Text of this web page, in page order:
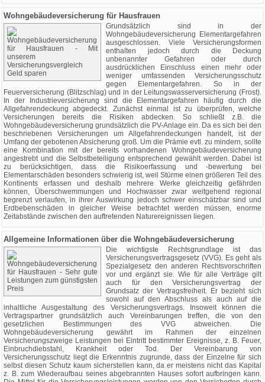
Wohngebäudeversicherung für Hausfrauen
Grundsätzlich sind in der
Wohngebäudeversicherung Elementargefahren
ausgeschlossen. Viele Versicherungsformen
enthalten jedoch durch die Deckung
unbenannter Gefahren oder durch
ausdrücklichen Einschluss einen mehr oder
weniger umfassenden Versicherungsschutz
gegen Elementargefahren. So in der
Feuerversicherung (Blitzschlag) und in der Leitungswasserversicherung (Frost).
In der Industrieversicherung sind die Elementargefahren häufig durch die
Allgefahrendeckung abgedeckt. Zunächst einmal ist zu überprüfen, welche
Versicherungen bereits die Risiken abdecken. So schließt z.B. die
Wohngebäudeversicherung grundsätzlich die PV-Anlage ein. Da es sich bei den
beschriebenen Versicherungen um Allgefahrendeckungen handelt, ist der
Umfang der gebotenen Absicherung groß. Um die Prämie evtl. zu mindern, sollte
eine Kombination mit der bereits vorhandenen Wohngebäudeversicherung
angestrebt und die Selbstbeteiligung entsprechend gewählt werden. Dabei ist
zu berücksichtigen, dass die Risikoerfassung und -bewertung bei
Elementarschäden besonders schwierig ist, weil Stürme einen größeren Teil des
Kontinents erfassen und deshalb mehrere Werke gleichzeitig gefährden
können, Überschwemmungen und Hochwasser zwar weitgehend regional
begrenzt verlaufen, in ihrer Auswirkung jedoch schwer einschätzbar sind und
Erdbebenschäden in gleicher Weise betrachtet werden müssen, enorme
Zeitabstände zwischen den auftretenden Naturereignissen liegen.
Allgemeine Informationen über die Wohngebäudeversicherung
Die wichtigste Rechtsgrundlage ist das
Versicherungsvertragsgesetz (VVG). Es geht als
Spezialgesetz den anderen Rechtsvorschriften
vor und ergänzt sie. Wie für alle Verträge gilt
auch für den Versicherungsvertrag der
Grundsatz der Vertragsfreiheit. Er bezieht sich
sowohl auf den Abschluss als auch auf die
inhaltliche Ausgestaltung des Versicherungsvertrags. Insoweit können die
Vertragspartner grundsätzlich auch Vereinbarungen treffen, die von den
gesetzlichen Bestimmungen des VVG abweichen. Die
Wohngebäudeversicherung gewährt im Rahmen der einzelnen
Versicherungszweige Leistungen bei Eintritt bestimmter Ereignisse, z. B. Feuer,
Einbruchdiebstahl, Krankheit oder Tod. Der Vereinbarung von
Versicherungsschutz liegt die Erkenntnis zugrunde, dass der Einzelne für sich
selbst diesen Schutz kaum sicherstellen kann, da er meistens nicht das Kapital
z. B. zum Wiederaufbau seines abgebrannten Hauses sofort aufbringen kann.